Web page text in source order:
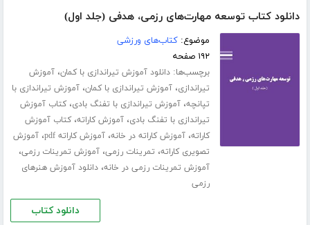
دانلود کتاب توسعه مهارت‌های رزمی، هدفی (جلد اول)
موضوع:کتاب‌های ورزشی
۱۹۲ صفحه
برچسب‌ها:دانلود آموزش تیراندازی با کمان،آموزش
تیراندازی،آموزش تیراندازی با کمان،آموزش تیراندازی با
تپانچه،آموزش تیراندازی با تفنگ بادی،کتاب آموزش
تیراندازی با تفنگ بادی،آموزش کاراته،کتاب آموزش
کاراته،آموزش کاراته در خانه،آموزش کاراته pdf ،آموزش
تصویری کاراته، تمرینات رزمی،آموزش تمرینات رزمی،
آموزش تمرینات رزمی در خانه،دانلود آموزش هنرهای
رزمی
دانلود کتاب